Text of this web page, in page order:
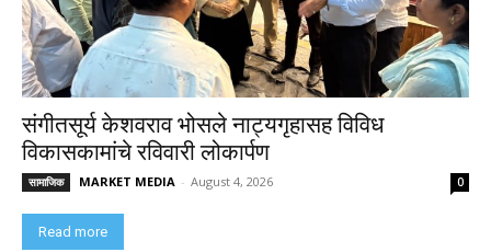
संगीतसूर्य केशवराव भोसले नाट्यगृहासह विविध
विकासकामांचे रविवारी लोकार्पण
सामाजिक MARKET MEDIA - August 4, 2026 0
Read more